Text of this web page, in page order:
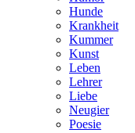
Hunde
Krankheit
Kummer
Kunst
Leben
Lehrer
Liebe
Neugier
Poesie